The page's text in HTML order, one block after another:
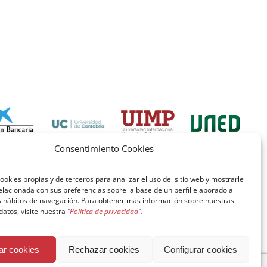
Consentimiento Cookies
propias y de terceros para analizar el uso del sitio web y mostrarle
con sus preferencias sobre la base de un perfil elaborado a
hábitos de navegación. Para obtener más información sobre nuestras
visite nuestra “Política de privacidad”.
cookies Rechazar cookies Configurar cookies
© Copyright Fundación Comillas
Política de cookies
Política de privacidad
Aviso legal